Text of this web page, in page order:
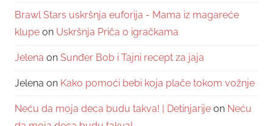
Brawl Stars uskršnja euforija - Mama iz magareće
klupe on Uskršnja Priča o igračkama
Jelena on Sunđer Bob i Tajni recept za jaja
Jelena on Kako pomoći bebi koja plače tokom vožnje
Neću da moja deca budu takva! | Detinjarije on Neću